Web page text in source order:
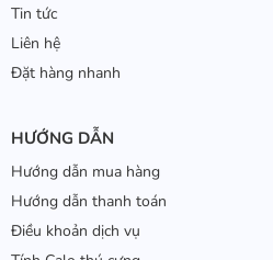
Tin tức
Liên hệ
Đặt hàng nhanh
HƯỚNG DẪN
Hướng dẫn mua hàng
Hướng dẫn thanh toán
Điều khoản dịch vụ